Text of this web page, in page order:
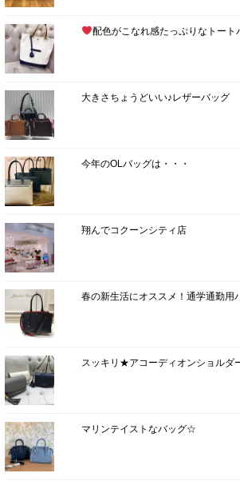
配色がこなれ感たっぷりなトート
大きさちょうどいい♪レザーバッグ
今年のOLバッグは・・・
翔んでコクーンシティ店
春の新生活にオススメ！通学通勤用
スッキリ★アコーディオンショルダ
マリンテイストなバッグ☆